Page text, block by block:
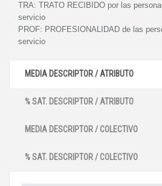
TRA: TRATO RECIBIDO por las
servicio
PROF: PROFESIONALIDAD de las
servicio
MEDIA DESCRIPTOR / ATRIBUTO
% SAT. DESCRIPTOR / ATRIBUTO
MEDIA DESCRIPTOR / COLECTIVO
% SAT. DESCRIPTOR / COLECTIVO